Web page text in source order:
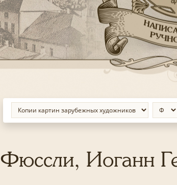
Фюссли, Иоганн